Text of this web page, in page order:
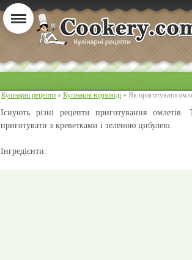
Кулінарні рецепти » Кулінарні відповіді » Як приготувати
Існують різні рецепти приготування
приготувати з креветками і зеленою цибулею.
Інгредієнти: